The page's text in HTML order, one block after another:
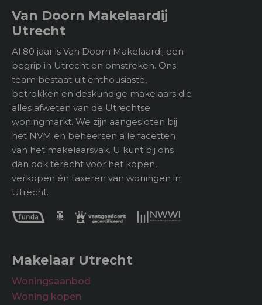
wastafelmeubel. Naast de badkamer bevindt zich
een separaat toilet.
Bijzonderheden:
– Appartement met 3 slaapkamers;
– Zonnig balkon op zuidwesten;
– Deels voorzien van HR++ beglazing;
– Energielabel B;
– Buitenkozijnen opnieuw geschilderd in 2022;
– Actieve VvE (bijdrage €218,- p.m.).
Type buitenruimte 7 m2
Bergruimte
Soort
Box
Voorzieningen Voorzien van elektra
Ligging
Parkeer faciliteiten
Openbaar parkeren
woonwijk
Binnen
Van Doorn Makelaardij
Utrecht
Al 80 jaar is Van Doorn Makelaardij een
begrip in Utrecht en omstreken. Ons
team bestaat uit enthousiaste,
betrokken en deskundige makelaars die
alles afweten van de Utrechtse
woningmarkt. We zijn aangesloten bij
het NVM en beheersen alle facetten
van het makelaarsvak. U kunt bij ons
dan ook terecht voor het kopen,
verkopen én taxeren van woningen in
Utrecht.
Makelaar Utrecht
Woningsaanbod
Woning kopen